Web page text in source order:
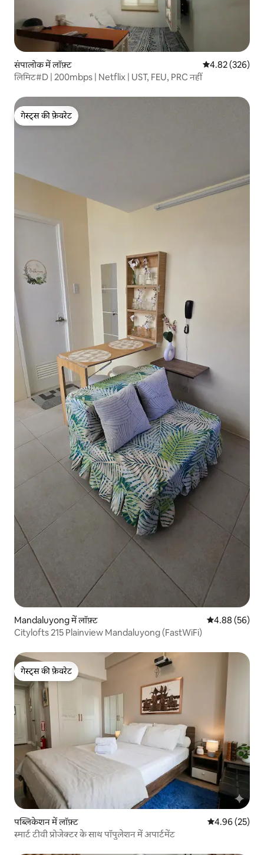
संपालोक में लॉफ़्ट औसत रेटिंग 5 में से
4.82 (326)
लिमिट#D | 200mbps | Netflix | UST, FEU, PRC नहीं
गेस्ट्स की फ़ेवरेट
गेस्ट्स की फ़ेवरेट
Mandaluyong में लॉफ़्ट औसत रेटिंग 5 में
4.88 (56)
Citylofts 215 Plainview Mandaluyong (FastWiFi)
गेस्ट्स की फ़ेवरेट
गेस्ट्स की फ़ेवरेट
पब्लिकेशन में लॉफ़्ट औसत रेटिंग 5 में
4.96 (25)
स्मार्ट टीवी प्रोजेक्टर के साथ पॉपुलेशन में अपार्टमेंट